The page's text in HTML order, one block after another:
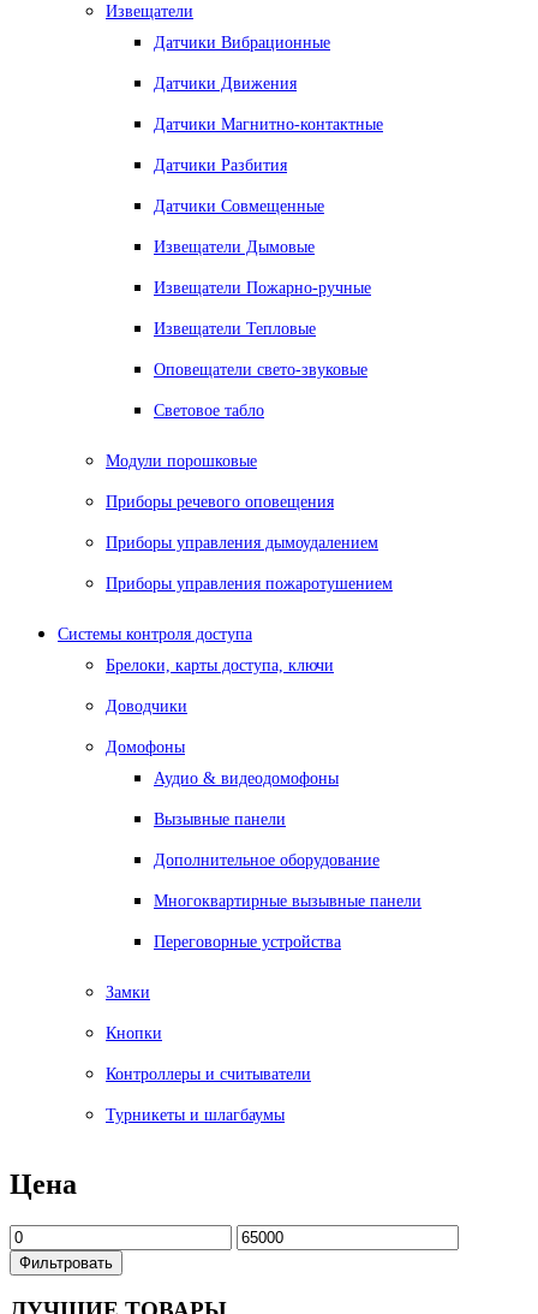
Извещатели
Датчики Вибрационные
Датчики Движения
Датчики Магнитно-контактные
Датчики Разбития
Датчики Совмещенные
Извещатели Дымовые
Извещатели Пожарно-ручные
Извещатели Тепловые
Оповещатели свето-звуковые
Световое табло
Модули порошковые
Приборы речевого оповещения
Приборы управления дымоудалением
Приборы управления пожаротушением
Системы контроля доступа
Брелоки, карты доступа, ключи
Доводчики
Домофоны
Аудио & видеодомофоны
Вызывные панели
Дополнительное оборудование
Многоквартирные вызывные панели
Переговорные устройства
Замки
Кнопки
Контроллеры и считыватели
Турникеты и шлагбаумы
Цена
Фильтровать